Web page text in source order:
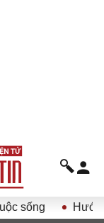
Hướng tới Đại